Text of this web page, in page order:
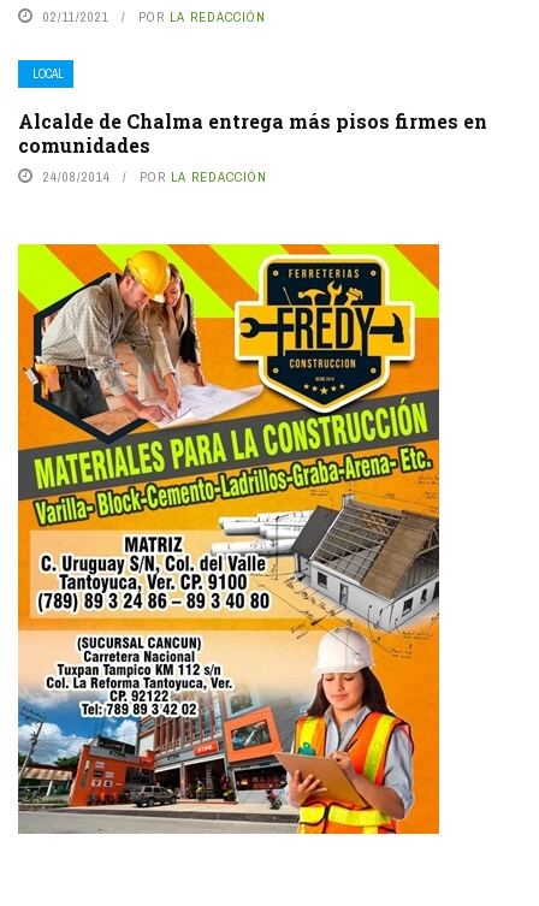
02/11/2021 POR LA REDACCIÓN
LOCAL
Alcalde de Chalma entrega más pisos firmes en
comunidades
24/08/2014 POR LA REDACCIÓN